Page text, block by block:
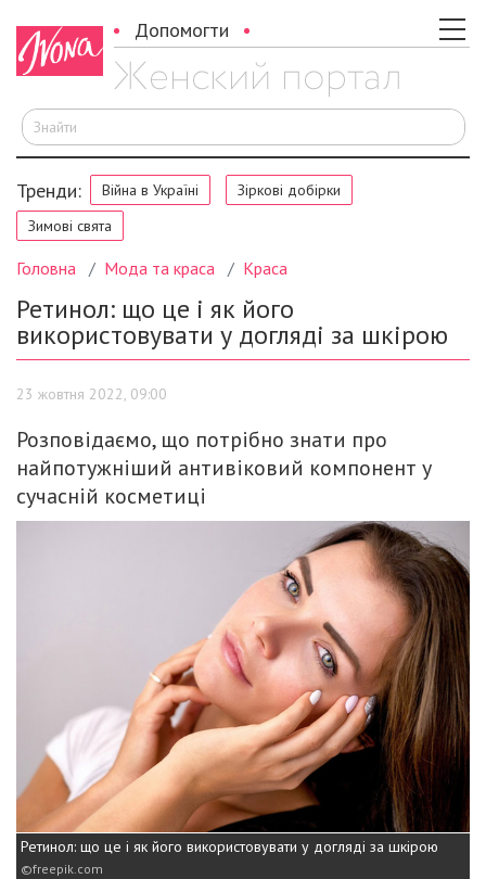
Допомогти
Тренди: Війна в Україні
Зіркові добірки
Зимові свята
Головна Мода та краса Краса
Ретинол: що це і як його
використовувати у догляді за шкірою
23 жовтня 2022, 09:00
Розповідаємо, що потрібно знати про
найпотужніший антивіковий компонент у
сучасній косметиці
Ретинол: що це і як його використовувати у догляді за шкірою
freepik.com